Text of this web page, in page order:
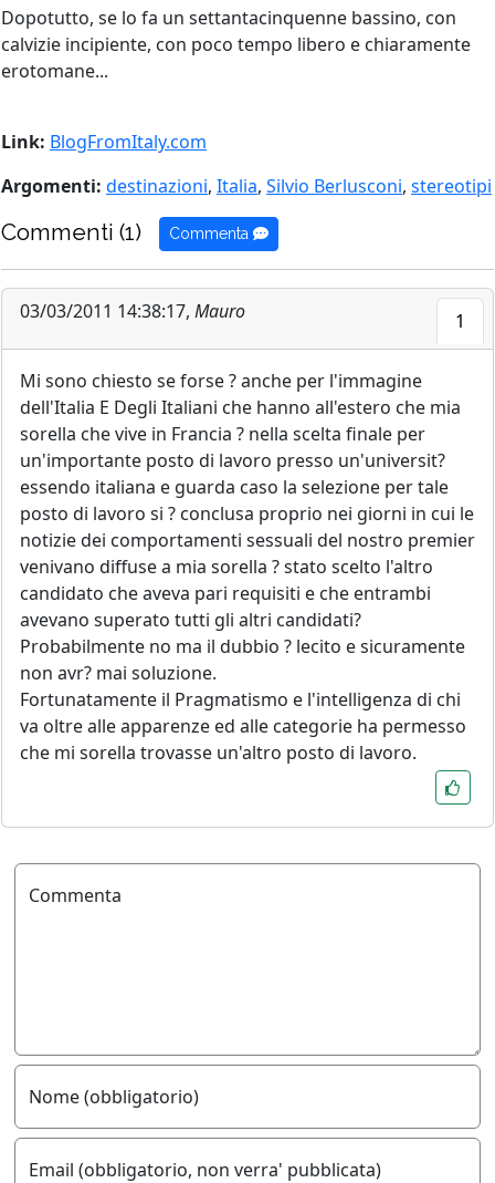
Dopotutto, se lo fa un settantacinquenne bassino, con
calvizie incipiente, con poco tempo libero e chiaramente
erotomane...
Link: BlogFromItaly.com
Argomenti: destinazioni, Italia, Silvio Berlusconi, stereotipi
Commenti (1) Commenta
03/03/2011 14:38:17, Mauro 1
Mi sono chiesto se forse ? anche per l'immagine
dell'Italia E Degli Italiani che hanno all'estero che mia
sorella che vive in Francia ? nella scelta finale per
un'importante posto di lavoro presso un'universit?
essendo italiana e guarda caso la selezione per tale
posto di lavoro si ? conclusa proprio nei giorni in cui le
notizie dei comportamenti sessuali del nostro premier
venivano diffuse a mia sorella ? stato scelto l'altro
candidato che aveva pari requisiti e che entrambi
avevano superato tutti gli altri candidati?
Probabilmente no ma il dubbio ? lecito e sicuramente
non avr? mai soluzione.
Fortunatamente il Pragmatismo e l'intelligenza di chi
va oltre alle apparenze ed alle categorie ha permesso
che mi sorella trovasse un'altro posto di lavoro.
Commenta
Nome (obbligatorio)
Email (obbligatorio, non verra' pubblicata)